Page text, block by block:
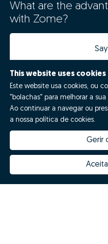
What are the
with Zome?
How much is my house worth
Why choose Zome
This website uses cookies
Este website usa cookies, ou
"bolachas" para melhorar a
Ao continuar a navegar ou
a nossa política de cookies.
Gerir